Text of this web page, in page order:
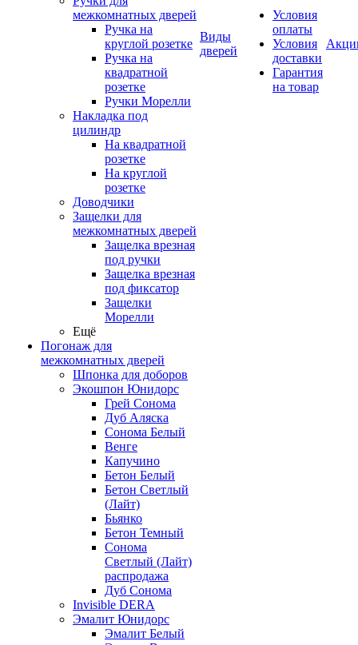
межкомнатных дверей
Ручка на
круглой розетке
Ручка на
квадратной
розетке
Ручки Морелли
Накладка под
цилиндр
На квадратной
розетке
На круглой
розетке
Доводчики
Защелки для
межкомнатных дверей
Защелка врезная
под ручки
Защелка врезная
под фиксатор
Защелки
Морелли
Ещё
Погонаж для
межкомнатных дверей
Шпонка для доборов
Экошпон Юнидорс
Грей Сонома
Дуб Аляска
Сонома Белый
Венге
Капучино
Бетон Белый
Бетон Светлый
(Лайт)
Бьянко
Бетон Темный
Сонома
Светлый (Лайт)
распродажа
Дуб Сонома
Invisible DERA
Эмалит Юнидорс
Эмалит Белый
Виды
дверей
Условия
оплаты
Условия
доставки
Гарантия
на товар